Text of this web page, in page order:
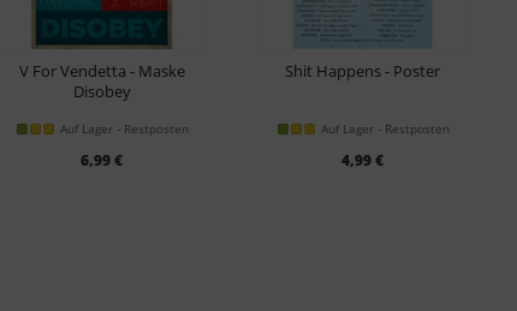
V For Vendetta - Maske
Disobey
Auf Lager - Restposten
6,99 €
Shit Happens - Poster
Auf Lager - Restposten
4,99 €